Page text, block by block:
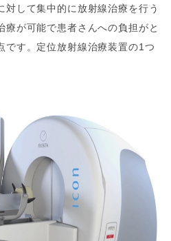
対して集中的に放射線治療を行う
療が可能で患者さんへの負担がと
です。定位放射線治療装置の1つ